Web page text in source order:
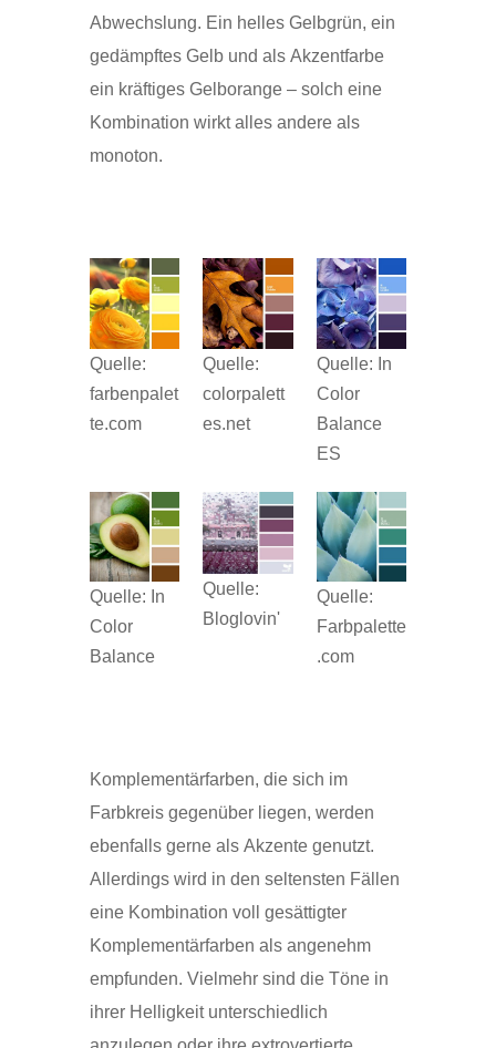
Abwechslung. Ein helles Gelbgrün, ein
gedämpftes Gelb und als Akzentfarbe
ein kräftiges Gelborange – solch eine
Kombination wirkt alles andere als
monoton.
Quelle:
farbenpalet
te.com
Quelle:
colorpalett
es.net
Quelle: In
Color
Balance
ES
Quelle: In
Color
Balance
Quelle:
Bloglovin'
Quelle:
Farbpalette
.com
Komplementärfarben, die sich im
Farbkreis gegenüber liegen, werden
ebenfalls gerne als Akzente genutzt.
Allerdings wird in den seltensten Fällen
eine Kombination voll gesättigter
Komplementärfarben als angenehm
empfunden. Vielmehr sind die Töne in
ihrer Helligkeit unterschiedlich